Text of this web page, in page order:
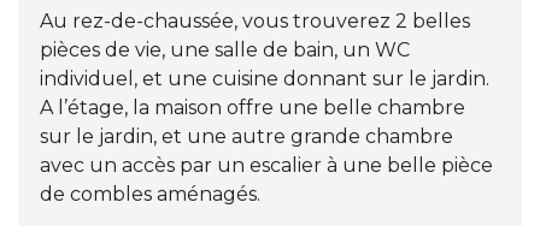
Au rez-de-chaussée, vous trouverez 2 belles
pièces de vie, une salle de bain, un WC
individuel, et une cuisine donnant sur le jardin.
A l’étage, la maison offre une belle chambre
sur le jardin, et une autre grande chambre
avec un accès par un escalier à une belle pièce
de combles aménagés.